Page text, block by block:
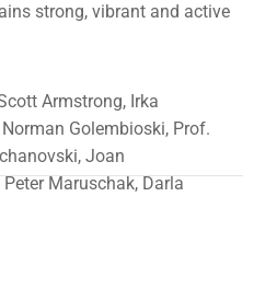
strong, vibrant and active
Armstrong, Irka
Golembioski, Prof.
Joan
Maruschak, Darla